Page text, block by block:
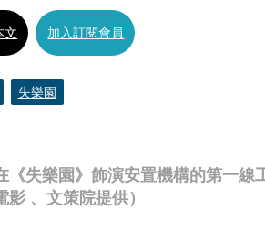
《失樂園》飾演安置機構的第一線
、文策院提供）
文 加入訂閱會員
失樂園